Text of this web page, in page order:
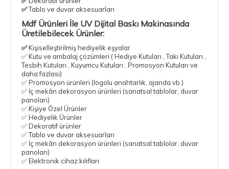
✅Tablo ve duvar aksesuarları
Mdf Ürünleri İle UV Dijital Baskı Makinasında
Üretilebilecek Ürünler:
✅Kişiselleştirilmiş hediyelik eşyalar
✅ Kutu ve ambalaj çözümleri ( Hediye Kutuları , Takı Kutuları ,
Tesbih Kutuları , Kuyumcu Kutuları , Promosyon Kutuları ve
daha fazlası)
✅ Promosyon ürünleri (logolu anahtarlık, ajanda vb.)
✅ İç mekân dekorasyon ürünleri (sanatsal tablolar, duvar
panoları)
✅ Kişiye Özel Ürünler
✅ Hediyelik Ürünler
✅ Dekoratif ürünler
✅ Tablo ve duvar aksesuarları
✅ İç mekân dekorasyon ürünleri (sanatsal tablolar, duvar
panoları)
✅ Elektronik cihaz kılıfları